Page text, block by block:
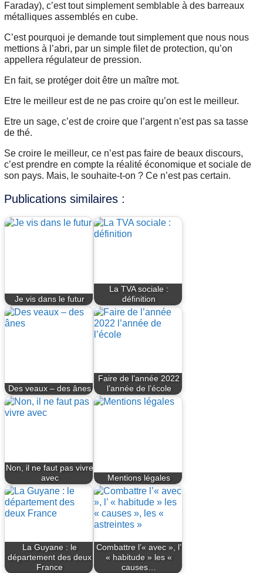
Faraday), c’est tout simplement semblable à des barreaux
métalliques assemblés en cube.
C’est pourquoi je demande tout simplement que nous nous
mettions à l’abri, par un simple filet de protection, qu’on
appellera régulateur de pression.
En fait, se protéger doit être un maître mot.
Etre le meilleur est de ne pas croire qu’on est le meilleur.
Etre un sage, c’est de croire que l’argent n’est pas sa tasse
de thé.
Se croire le meilleur, ce n’est pas faire de beaux discours,
c’est prendre en compte la réalité économique et sociale de
son pays. Mais, le souhaite-t-on ? Ce n’est pas certain.
Publications similaires :
Je vis dans le futur
La TVA sociale :
définition
Des veaux – des ânes
Faire de l’année 2022
l’année de l’école
Non, il ne faut pas vivre
avec
Mentions légales
La Guyane : le
département des deux
France
Combattre l’« avec », l’
« habitude » les «
causes…